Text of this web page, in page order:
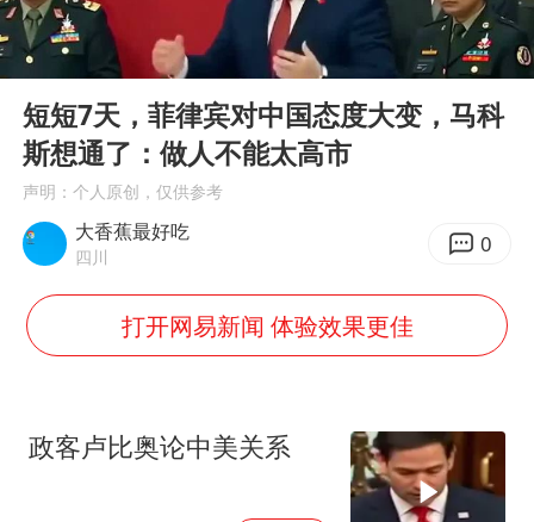
女子发现前夫婚内与第三者育子
王艺迪无缘横滨赛决赛
2025年小学教师减少13.19万
以军士兵把枪口对准中国记者
上门女婿出轨女邻居多年被判重婚罪
韩军前线部队连曝丑闻
《龙餐馆》 冲奖
构建更高水平的全民健身公共服务体系
奋力开创中国式现代化建设新局面
Play
00:00 10:33
短短7天，菲律宾对中国态度大变，马科
斯想通了：做人不能太高市
声明：个人原创，仅供参考
大香蕉最好吃
四川 0
打开网易新闻 体验效果更佳
政客卢比奥论中美关系